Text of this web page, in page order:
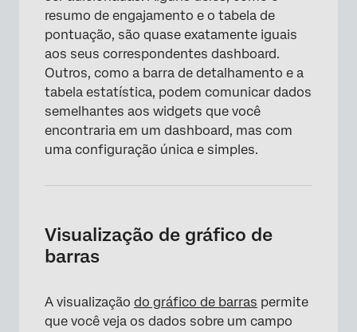
Visualização Lista perguntas
Visualização Tabela de pontuação
Visualização nuvem de palavras
Visualização de mapas de calor
resumo de engajamento e o tabela de
pontuação, são quase exatamente iguais
aos seus correspondentes dashboard.
Outros, como a barra de detalhamento e a
tabela estatística, podem comunicar dados
semelhantes aos widgets que você
encontraria em um dashboard, mas com
uma configuração única e simples.
Visualização de gráfico de
barras
A visualização do gráfico de barras permite
que você veja os dados sobre um campo